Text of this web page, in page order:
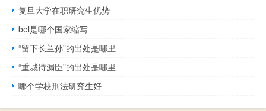
复旦大学在职研究生优势
bel是哪个国家缩写
“留下长兰孙”的出处是哪里
“重城待漏臣”的出处是哪里
哪个学校刑法研究生好